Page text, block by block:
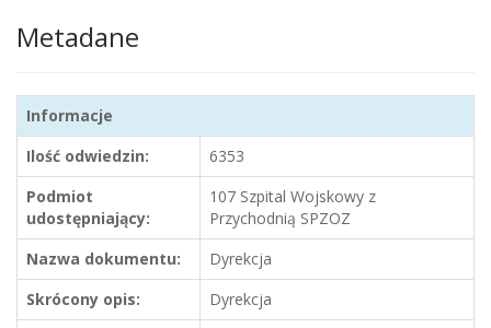
Metadane
Informacje
Ilość odwiedzin:
6353
Podmiot
udostępniający:
107 Szpital Wojskowy z
Przychodnią SPZOZ
Nazwa dokumentu:
Dyrekcja
Skrócony opis:
Dyrekcja